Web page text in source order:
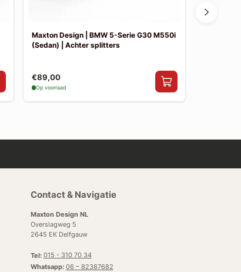
Maxton Design | BMW 5-Serie G30 M550i
(Sedan) | Achter splitters
€89,00
Op voorraad
Contact & Navigatie
Maxton Design NL
Overslagweg 5
2645 EK Delfgauw
Tel: 015 - 310 70 34
Whatsapp: 06 – 82387682